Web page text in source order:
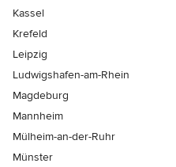
Kassel
Krefeld
Leipzig
Ludwigshafen-am-Rhein
Magdeburg
Mannheim
Mülheim-an-der-Ruhr
Münster